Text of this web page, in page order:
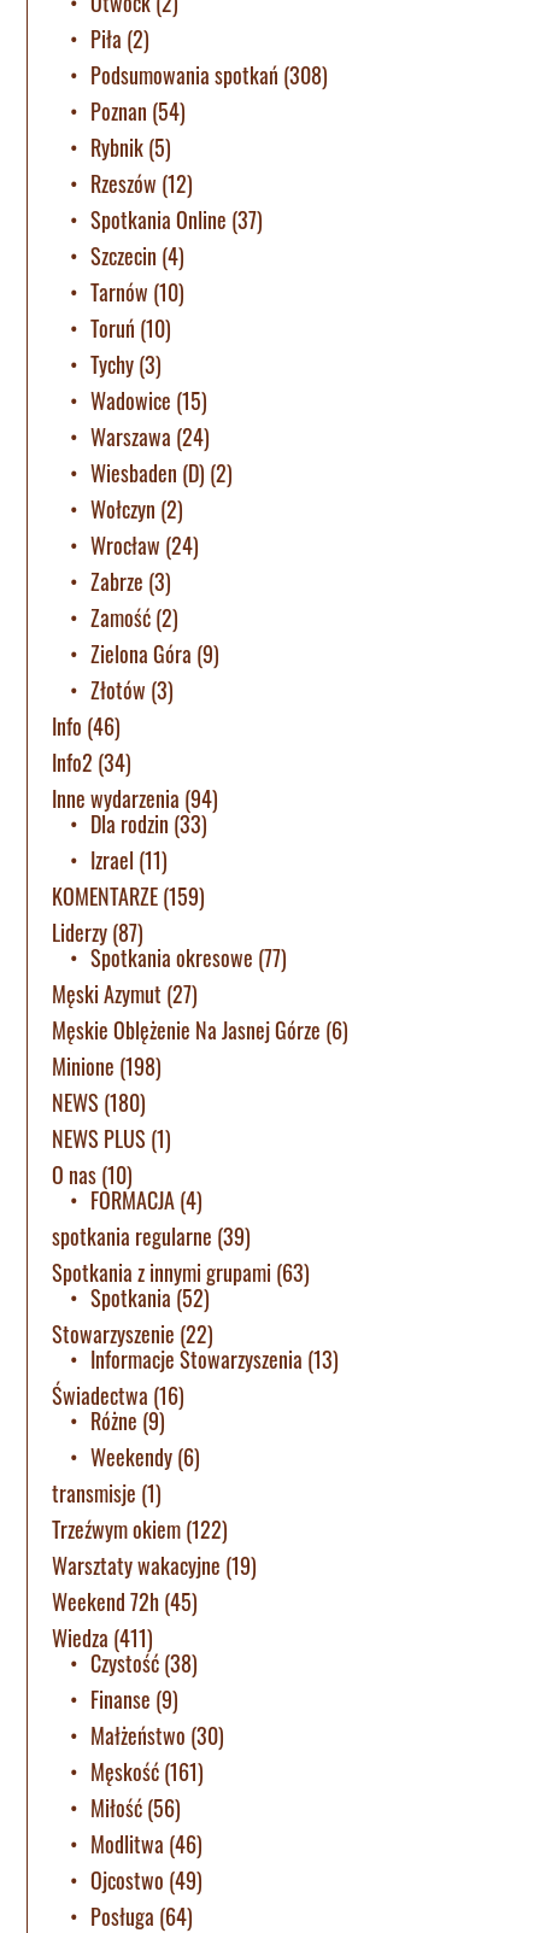
Piła (2)
Podsumowania spotkań (308)
Poznan (54)
Rybnik(5)
Rzeszów (12)
Spotkania Online (37)
Szczecin (4)
Tarnów (10)
Toruń (10)
Tychy(3)
Wadowice (15)
Warszawa (24)
Wiesbaden (D) (2)
Wołczyn (2)
Wrocław (24)
Zabrze (3)
Zamość(2)
Zielona Góra (9)
Złotów (3)
Info (46)
Info2 (34)
Inne wydarzenia (94)
Dla rodzin (33)
Izrael (11)
KOMENTARZE(159)
Liderzy(87)
Spotkania okresowe (77)
Męski Azymut (27)
Męskie Oblężenie Na Jasnej Górze (6)
Minione (198)
NEWS (180)
NEWS PLUS (1)
O nas(10)
FORMACJA(4)
spotkania regularne (39)
Spotkania z innymi grupami (63)
Spotkania (52)
Stowarzyszenie (22)
Informacje Stowarzyszenia (13)
Świadectwa (16)
Różne (9)
Weekendy(6)
transmisje (1)
Trzeźwym okiem(122)
Warsztaty wakacyjne (19)
Weekend 72h(45)
Wiedza (411)
Czystość(38)
Finanse (9)
Małżeństwo (30)
Męskość(161)
Miłość(56)
Modlitwa (46)
Ojcostwo (49)
Posługa (64)